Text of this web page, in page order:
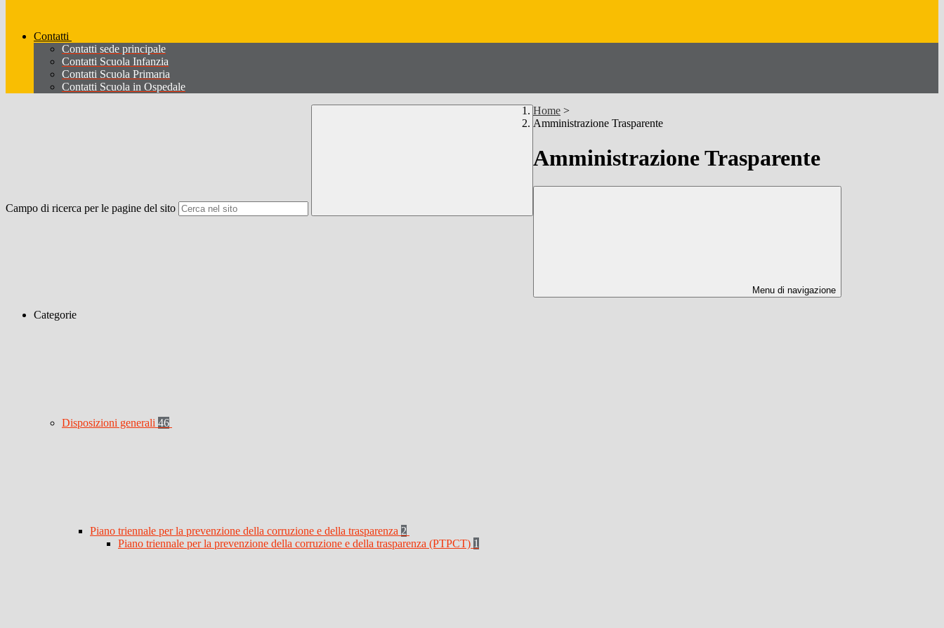
Contatti
Contatti sede principale
Contatti Scuola Infanzia
Contatti Scuola Primaria
Contatti Scuola in Ospedale
Campo di ricerca per le pagine del sito
Home >
Amministrazione Trasparente
Amministrazione Trasparente
Menu di navigazione
Categorie
Disposizioni generali 46
Piano triennale per la prevenzione della corruzione e della trasparenza 2
Piano triennale per la prevenzione della corruzione e della trasparenza (PTPCT) 1